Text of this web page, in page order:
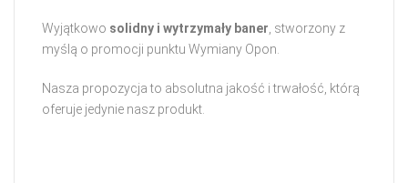
Wyjątkowo solidny i wytrzymały baner , stworzony z
myślą o promocji punktu Wymiany Opon.
Nasza propozycja to absolutna jakość i trwałość, którą
oferuje jedynie nasz produkt.